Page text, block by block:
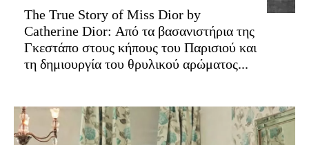
The True Story of Miss Dior by
Catherine Dior: Από τα βασανιστήρια της
Γκεστάπο στους κήπους του Παρισιού και
τη δημιουργία του θρυλικού αρώματος...